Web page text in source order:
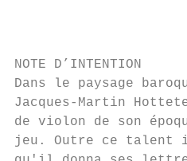
NOTE
Dans le paysage
Jacques-Martin
de violon de son
jeu. Outre ce talent